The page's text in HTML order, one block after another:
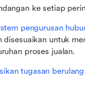
ke setiap
pengurusan
untuk
proses jualan.
tugasan berulang